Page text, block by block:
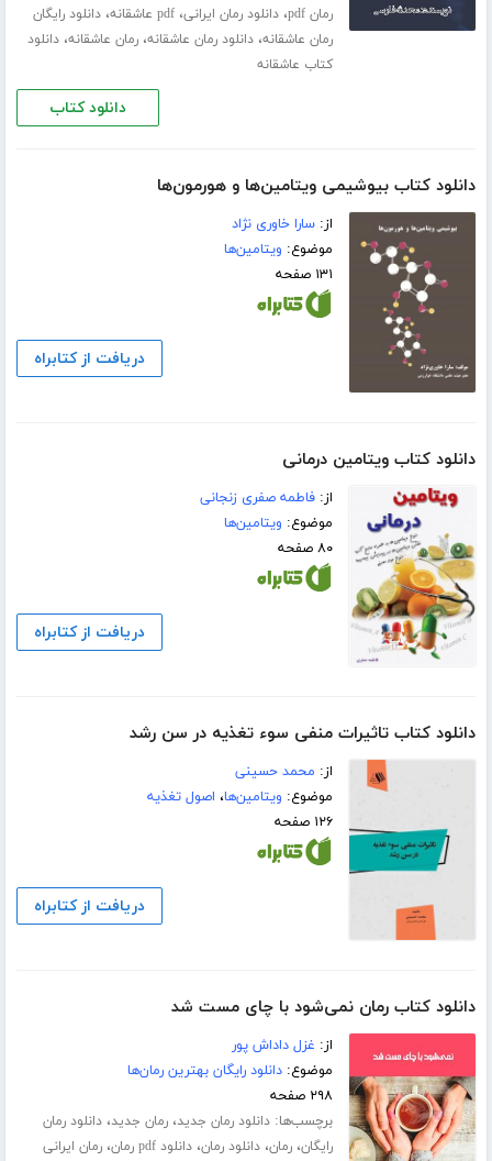
رمان pdf ،دانلود رمان ایرانی،pdf عاشقانه ،دانلود رایگان
رمان عاشقانه،دانلود رمان عاشقانه،رمان عاشقانه،دانلود
کتاب عاشقانه
دانلود کتاب
دانلود کتاب بیوشیمی ویتامین‌ها و هورمون‌ها
از:سارا خاوری نژاد
موضوع: ویتامین‌ها
۱۳۱ صفحه
دریافت از کتابراه
دانلود کتاب ویتامین درمانی
از:فاطمه صفری زنجانی
موضوع: ویتامین‌ها
۸۰ صفحه
دریافت از کتابراه
دانلود کتاب تاثیرات منفی سوء تغذیه در سن رشد
از: محمد حسینی
موضوع: ویتامین‌ها، اصول تغذیه
۱۲۶ صفحه
دریافت از کتابراه
دانلود کتاب رمان نمی‌شود با چای مست شد
از: غزل داداش پور
موضوع:دانلود رایگان بهترین رمان‌ها
۲۹۸ صفحه
برچسب‌ها:دانلود رمان جدید،رمان جدید،دانلود رمان
رایگان،رمان،دانلود رمان،دانلود pdf رمان ،رمان ایرانی